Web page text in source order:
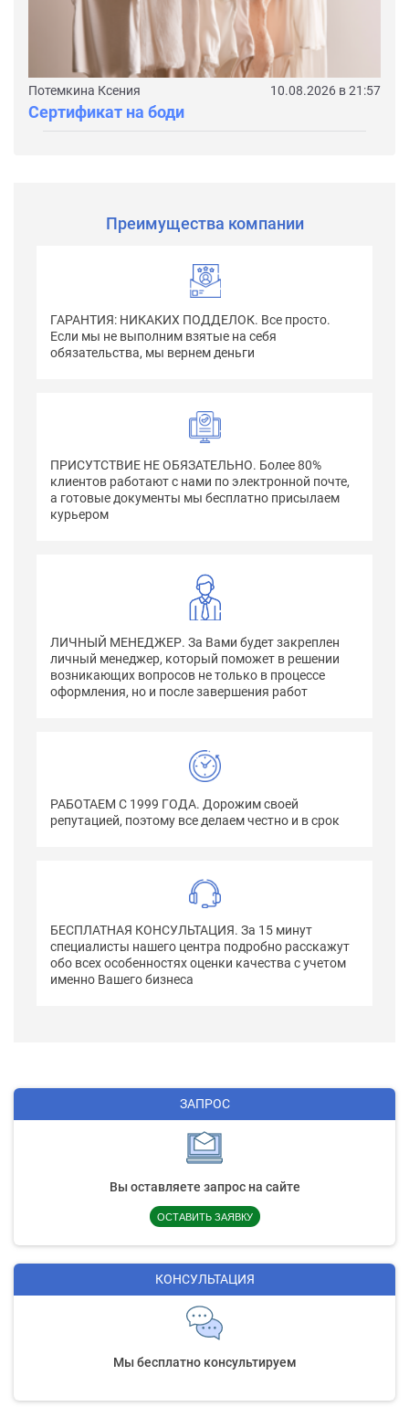
Потемкина Ксения 10.08.2026 в 21:57
Сертификат на боди
Преимущества компании
ГАРАНТИЯ: НИКАКИХ ПОДДЕЛОК. Все просто.
Если мы не выполним взятые на себя
обязательства, мы вернем деньги
ПРИСУТСТВИЕ НЕ ОБЯЗАТЕЛЬНО. Более 80%
клиентов работают с нами по электронной почте,
а готовые документы мы бесплатно присылаем
курьером
ЛИЧНЫЙ МЕНЕДЖЕР. За Вами будет закреплен
личный менеджер, который поможет в решении
возникающих вопросов не только в процессе
оформления, но и после завершения работ
РАБОТАЕМ С 1999 ГОДА. Дорожим своей
репутацией, поэтому все делаем честно и в срок
БЕСПЛАТНАЯ КОНСУЛЬТАЦИЯ. За 15 минут
специалисты нашего центра подробно расскажут
обо всех особенностях оценки качества с учетом
именно Вашего бизнеса
ЗАПРОС
Вы оставляете запрос на сайте
ОСТАВИТЬ ЗАЯВКУ
КОНСУЛЬТАЦИЯ
Мы бесплатно консультируем